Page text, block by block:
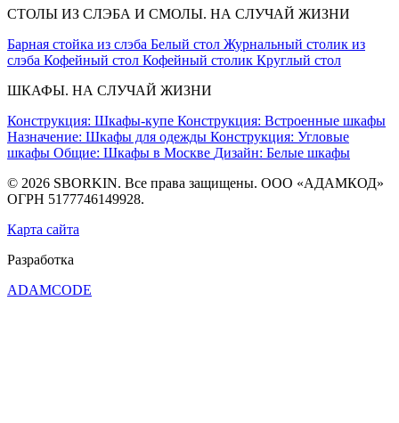
СТОЛЫ ИЗ СЛЭБА И СМОЛЫ. НА СЛУЧАЙ ЖИЗНИ
Барная стойка из слэба Белый стол Журнальный столик из
слэба Кофейный стол Кофейный столик Круглый стол
ШКАФЫ. НА СЛУЧАЙ ЖИЗНИ
Конструкция: Шкафы-купе Конструкция: Встроенные шкафы
Назначение: Шкафы для одежды Конструкция: Угловые
шкафы Общие: Шкафы в Москве Дизайн: Белые шкафы
© 2026 SBORKIN. Все права защищены. ООО «АДАМКОД»
ОГРН 5177746149928.
Карта сайта
Разработка
ADAMCODE